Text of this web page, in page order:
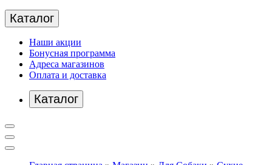
Каталог
Наши акции
Бонусная программа
Адреса магазинов
Оплата и доставка
Каталог